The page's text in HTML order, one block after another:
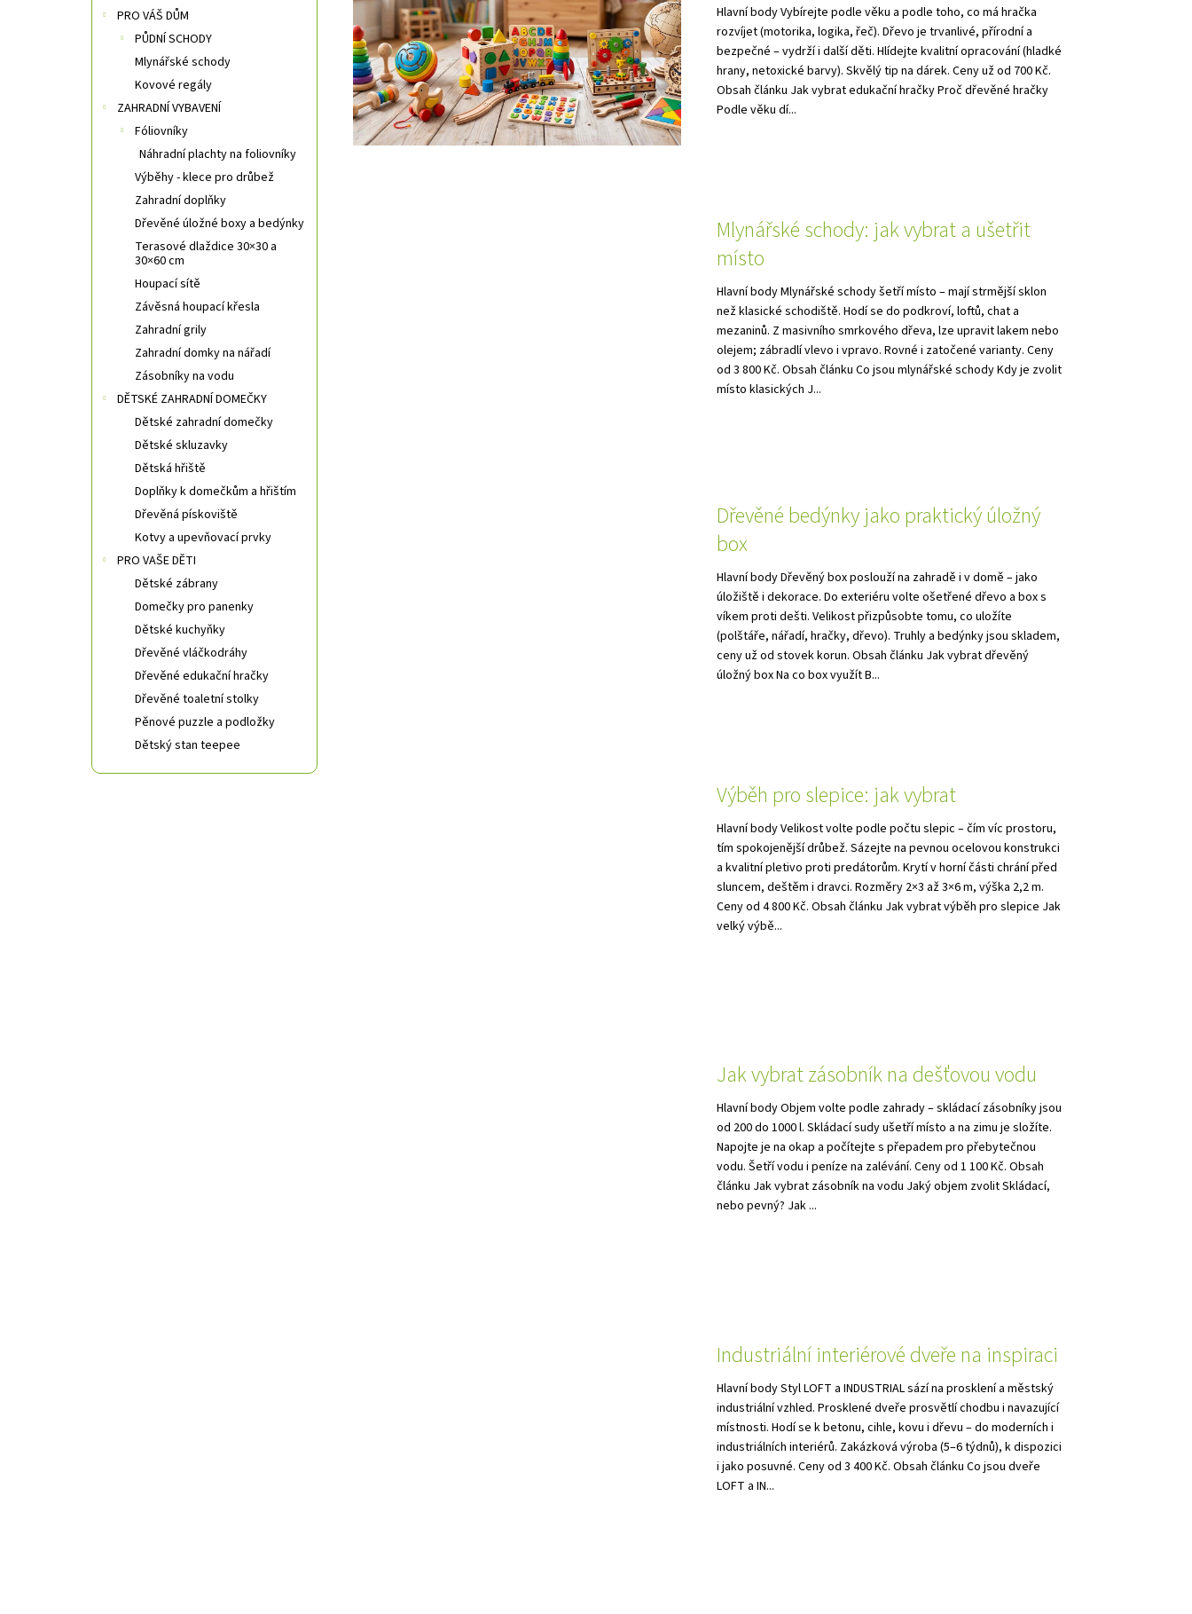
PRO VÁŠ DŮM
PŮDNÍ SCHODY
Mlynářské schody
Kovové regály
ZAHRADNÍ VYBAVENÍ
Fóliovníky
Náhradní plachty na foliovníky
Výběhy - klece pro drůbež
Zahradní doplňky
Dřevěné úložné boxy a bedýnky
Terasové dlaždice 30×30 a
30×60 cm
Houpací sítě
Závěsná houpací křesla
Zahradní grily
Zahradní domky na nářadí
Zásobníky na vodu
DĚTSKÉ ZAHRADNÍ DOMEČKY
Dětské zahradní domečky
Dětské skluzavky
Dětská hřiště
Doplňky k domečkům a hřištím
Dřevěná pískoviště
Kotvy a upevňovací prvky
PRO VAŠE DĚTI
Dětské zábrany
Domečky pro panenky
Dětské kuchyňky
Dřevěné vláčkodráhy
Dřevěné edukační hračky
Dřevěné toaletní stolky
Pěnové puzzle a podložky
Dětský stan teepee
i
s
č
l
á
n
k
ů
Hlavní body Vybírejte podle věku a podle toho, co má hračka
rozvíjet (motorika, logika, řeč). Dřevo je trvanlivé, přírodní a
bezpečné – vydrží i další děti. Hlídejte kvalitní opracování (hladké
hrany, netoxické barvy). Skvělý tip na dárek. Ceny už od 700 Kč.
Obsah článku Jak vybrat edukační hračky Proč dřevěné hračky
Podle věku dí...
Mlynářské schody: jak vybrat a ušetřit
místo
Hlavní body Mlynářské schody šetří místo – mají strmější sklon
než klasické schodiště. Hodí se do podkroví, loftů, chat a
mezaninů. Z masivního smrkového dřeva, lze upravit lakem nebo
olejem; zábradlí vlevo i vpravo. Rovné i zatočené varianty. Ceny
od 3 800 Kč. Obsah článku Co jsou mlynářské schody Kdy je zvolit
místo klasických J...
Dřevěné bedýnky jako praktický úložný
box
Hlavní body Dřevěný box poslouží na zahradě i v domě – jako
úložiště i dekorace. Do exteriéru volte ošetřené dřevo a box s
víkem proti dešti. Velikost přizpůsobte tomu, co uložíte
(polštáře, nářadí, hračky, dřevo). Truhly a bedýnky jsou skladem,
ceny už od stovek korun. Obsah článku Jak vybrat dřevěný
úložný box Na co box využít B...
Výběh pro slepice: jak vybrat
Hlavní body Velikost volte podle počtu slepic – čím víc prostoru,
tím spokojenější drůbež. Sázejte na pevnou ocelovou konstrukci
a kvalitní pletivo proti predátorům. Krytí v horní části chrání před
sluncem, deštěm i dravci. Rozměry 2×3 až 3×6 m, výška 2,2 m.
Ceny od 4 800 Kč. Obsah článku Jak vybrat výběh pro slepice Jak
velký výbě...
Jak vybrat zásobník na dešťovou vodu
Hlavní body Objem volte podle zahrady – skládací zásobníky jsou
od 200 do 1000 l. Skládací sudy ušetří místo a na zimu je složíte.
Napojte je na okap a počítejte s přepadem pro přebytečnou
vodu. Šetří vodu i peníze na zalévání. Ceny od 1 100 Kč. Obsah
článku Jak vybrat zásobník na vodu Jaký objem zvolit Skládací,
nebo pevný? Jak ...
Industriální interiérové dveře na inspiraci
Hlavní body Styl LOFT a INDUSTRIAL sází na prosklení a městský
industriální vzhled. Prosklené dveře prosvětlí chodbu i navazující
místnosti. Hodí se k betonu, cihle, kovu i dřevu – do moderních i
industriálních interiérů. Zakázková výroba (5–6 týdnů), k dispozici
i jako posuvné. Ceny od 3 400 Kč. Obsah článku Co jsou dveře
LOFT a IN...